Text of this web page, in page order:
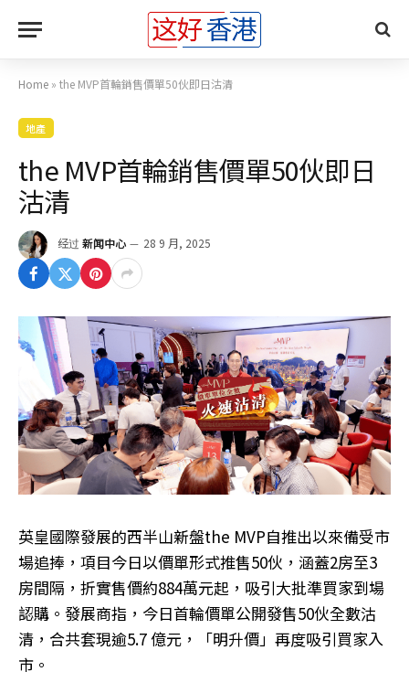
Home » the MVP首輪銷售價單50伙即日沽清
地產
the MVP首輪銷售價單50伙即日
沽清
经过 新闻中心 28 9 月, 2025
英皇國際發展的西半山新盤the MVP自推出以來備受市
場追捧，項目今日以價單形式推售50伙，涵蓋2房至3
房間隔，折實售價約884萬元起，吸引大批準買家到場
認購。發展商指，今日首輪價單公開發售50伙全數沽
清，合共套現逾5.7 億元，「明升價」再度吸引買家入
市。